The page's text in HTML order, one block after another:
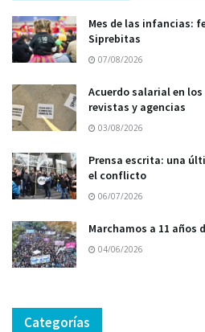
Mes de las infancias:
Siprebitas
07/08/2026
Acuerdo salarial en
revistas y agencias
03/08/2026
Prensa escrita: una
el conflicto
06/07/2026
Marchamos a 11 años
04/06/2026
Categorías